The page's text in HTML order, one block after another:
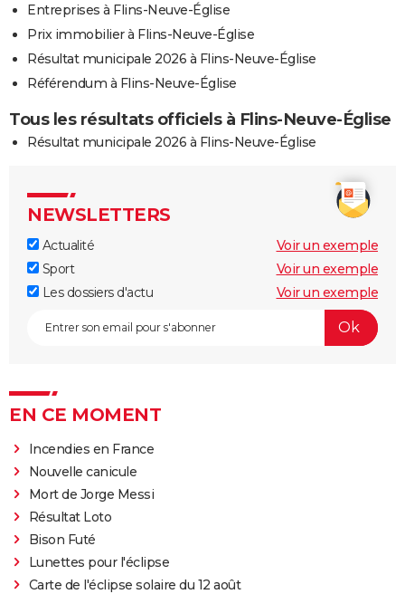
Entreprises à Flins-Neuve-Église
Prix immobilier à Flins-Neuve-Église
Résultat municipale 2026 à Flins-Neuve-Église
Référendum à Flins-Neuve-Église
Tous les résultats officiels à Flins-Neuve-Église
Résultat municipale 2026 à Flins-Neuve-Église
NEWSLETTERS
Actualité
Voir un exemple
Sport
Voir un exemple
Les dossiers d'actu
Voir un exemple
EN CE MOMENT
Incendies en France
Nouvelle canicule
Mort de Jorge Messi
Résultat Loto
Bison Futé
Lunettes pour l'éclipse
Carte de l'éclipse solaire du 12 août